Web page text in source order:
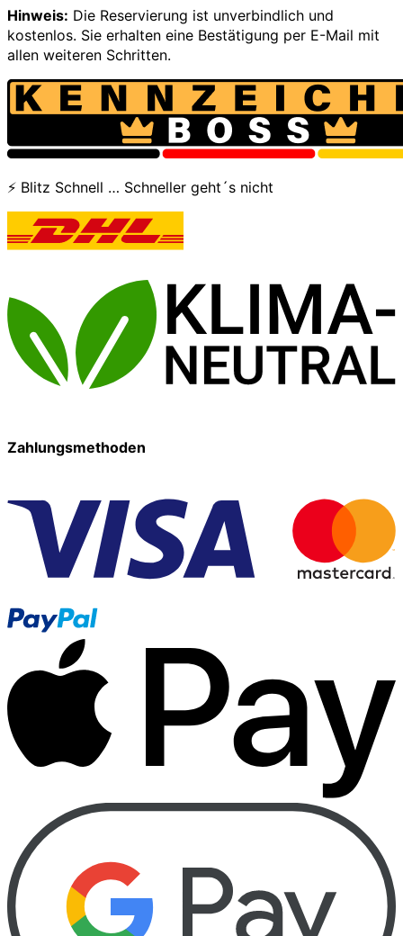
Hinweis: Die Reservierung ist unverbindlich und
kostenlos. Sie erhalten eine Bestätigung per E-Mail mit
allen weiteren Schritten.
⚡ Blitz Schnell … Schneller geht´s nicht
Zahlungsmethoden